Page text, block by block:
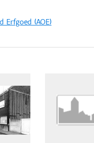
Erfgoed (AOE)